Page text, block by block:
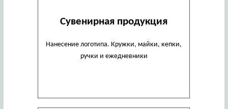
Сувенирная продукция
Нанесение логотипа. Кружки, майки, кепки,
ручки и ежедневники